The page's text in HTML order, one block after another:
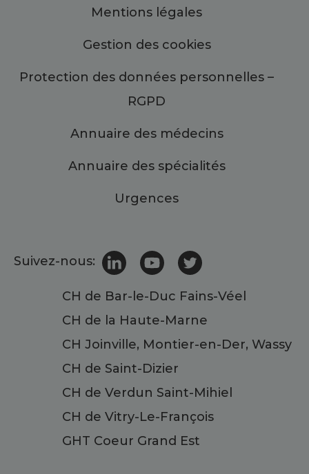
Mentions légales
Gestion des cookies
Protection des données personnelles –
RGPD
Annuaire des médecins
Annuaire des spécialités
Urgences
Suivez-nous:
CH de Bar-le-Duc Fains-Véel
CH de la Haute-Marne
CH Joinville, Montier-en-Der, Wassy
CH de Saint-Dizier
CH de Verdun Saint-Mihiel
CH de Vitry-Le-François
GHT Coeur Grand Est